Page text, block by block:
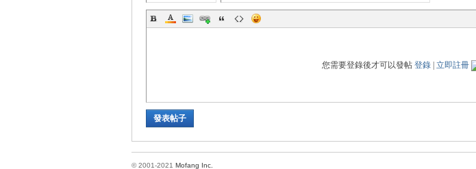
您需要登錄後才可以發帖 登錄 立即註冊
發表帖子
© 2001-2021 Mofang Inc.